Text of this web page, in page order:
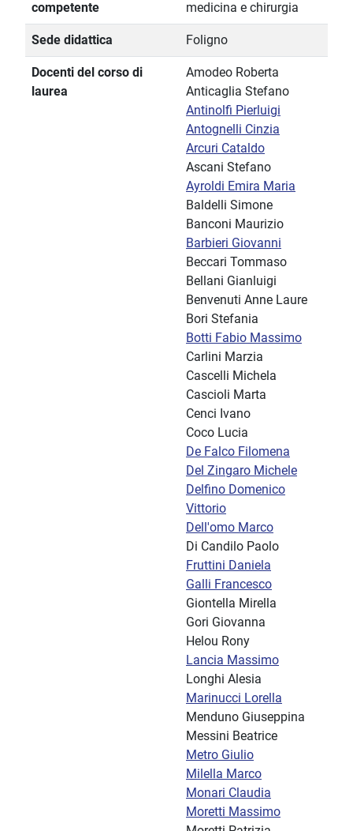
competente
medicina e chirurgia
Sede didattica Foligno
Docenti del corso di
laurea
Amodeo Roberta
Anticaglia Stefano
Antinolfi Pierluigi
Antognelli Cinzia
Arcuri Cataldo
Ascani Stefano
Ayroldi Emira Maria
Baldelli Simone
Banconi Maurizio
Barbieri Giovanni
Beccari Tommaso
Bellani Gianluigi
Benvenuti Anne Laure
Bori Stefania
Botti Fabio Massimo
Carlini Marzia
Cascelli Michela
Cascioli Marta
Cenci Ivano
Coco Lucia
De Falco Filomena
Del Zingaro Michele
Delfino Domenico
Vittorio
Dell'omo Marco
Di Candilo Paolo
Fruttini Daniela
Galli Francesco
Giontella Mirella
Gori Giovanna
Helou Rony
Lancia Massimo
Longhi Alesia
Marinucci Lorella
Menduno Giuseppina
Messini Beatrice
Metro Giulio
Milella Marco
Monari Claudia
Moretti Massimo